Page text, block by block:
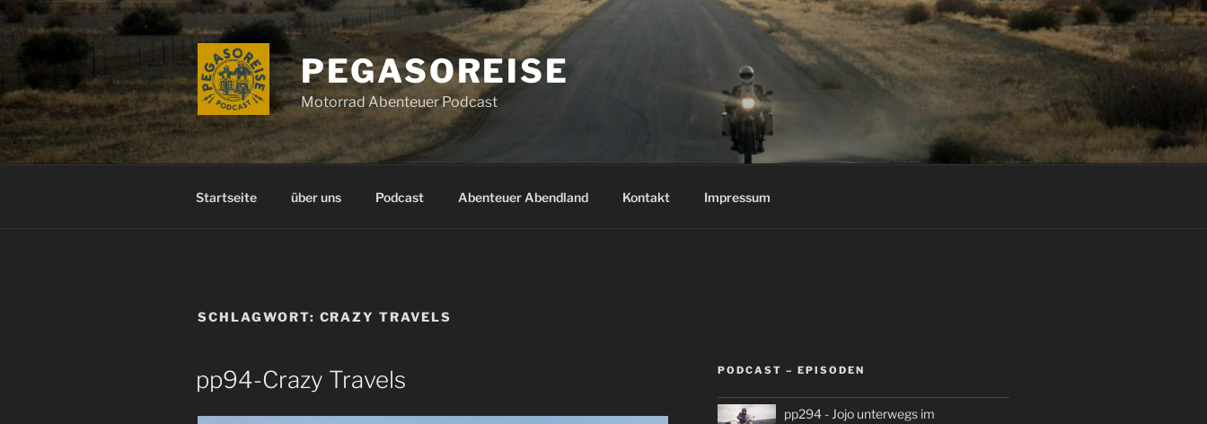
Zum
Inhalt
springen
PEGASOREISE
Motorrad Abenteuer Podcast
Startseite über uns Podcast Abenteuer Abendland Kontakt Impressum
SCHLAGWORT: CRAZY TRAVELS
pp94-Crazy Travels PODCAST – EPISODEN
pp294 - Jojo unterwegs im